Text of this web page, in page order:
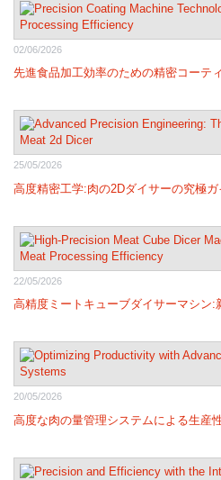
02/06/2026
先進食品加工効率のための精密コーテ
25/05/2026
高度精密工学:肉の2Dダイサーの究極ガ
22/05/2026
高精度ミートキューブダイサーマシン:
20/05/2026
高度な肉の量管理システムによる生産